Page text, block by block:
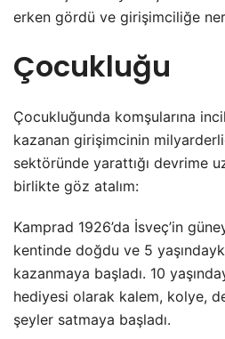
erken gördü ve girişimciliğe
Çocukluğu
Çocukluğunda komşularına
kazanan girişimcinin
sektöründe yarattığı devrime
birlikte göz atalım:
Kamprad 1926’da İsveç’in
kentinde doğdu ve 5
kazanmaya başladı. 10
hediyesi olarak kalem, kolye,
şeyler satmaya başladı.